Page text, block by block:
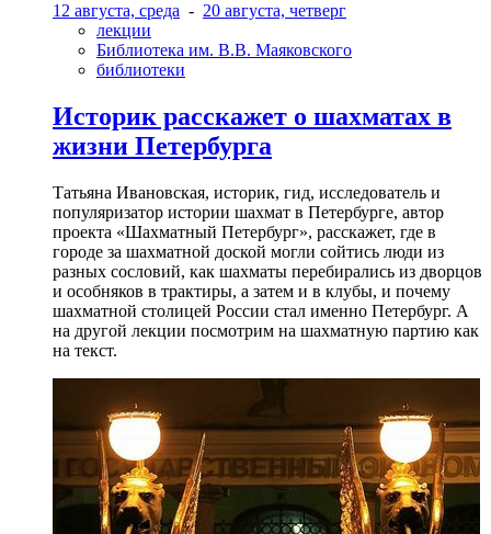
12 августа, среда - 20 августа, четверг
лекции
Библиотека им. В.В. Маяковского
библиотеки
Историк расскажет о шахматах в
жизни Петербурга
Татьяна Ивановская, историк, гид, исследователь и
популяризатор истории шахмат в Петербурге, автор
проекта «Шахматный Петербург», расскажет, где в
городе за шахматной доской могли сойтись люди из
разных сословий, как шахматы перебирались из дворцов
и особняков в трактиры, а затем и в клубы, и почему
шахматной столицей России стал именно Петербург. А
на другой лекции посмотрим на шахматную партию как
на текст.